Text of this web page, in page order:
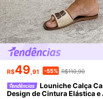
R$49,91 -55% R$110,90
Louniche Calça
Design de Cintura Elástica e